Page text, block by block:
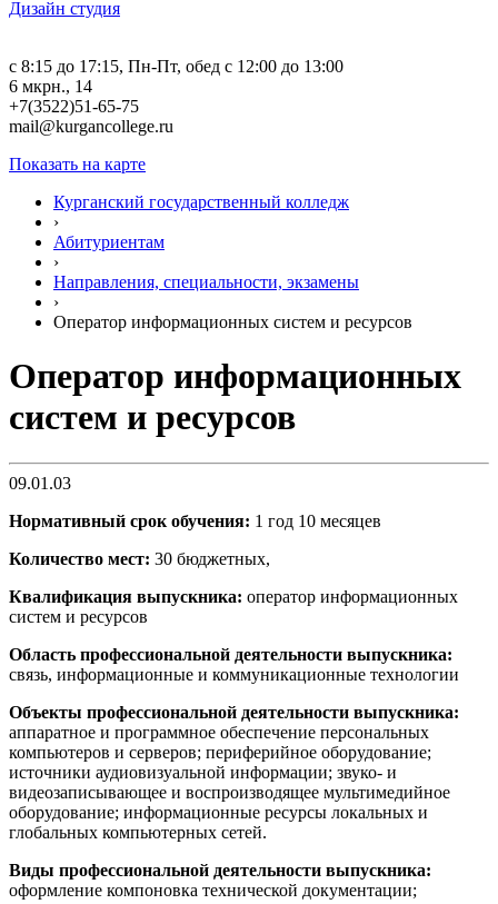
Дизайн студия
c 8:15 до 17:15, Пн-Пт, обед с 12:00 до 13:00
6 мкрн., 14
+7(3522)51-65-75
mail@kurgancollege.ru
Показать на карте
Курганский государственный колледж
›
Абитуриентам
›
Направления, специальности, экзамены
›
Оператор информационных систем и ресурсов
Оператор информационных
систем и ресурсов
09.01.03
Нормативный срок обучения: 1 год 10 месяцев
Количество мест: 30 бюджетных,
Квалификация выпускника: оператор информационных
систем и ресурсов
Область профессиональной деятельности выпускника:
связь, информационные и коммуникационные технологии
Объекты профессиональной деятельности выпускника:
аппаратное и программное обеспечение персональных
компьютеров и серверов; периферийное оборудование;
источники аудиовизуальной информации; звуко- и
видеозаписывающее и воспроизводящее мультимедийное
оборудование; информационные ресурсы локальных и
глобальных компьютерных сетей.
Виды профессиональной деятельности выпускника:
оформление компоновка технической документации;